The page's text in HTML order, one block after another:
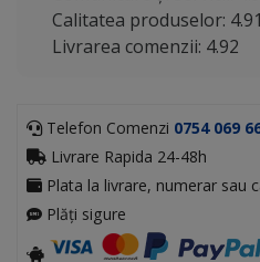
Calitatea produselor: 4.91
Livrarea comenzii: 4.92
Telefon Comenzi 0754 069
Livrare Rapida 24-48h
Plata la livrare, numerar sau
Plăți sigure